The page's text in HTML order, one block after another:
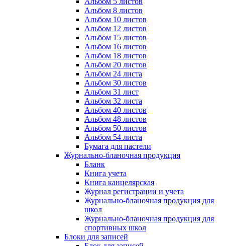
Альбом 8 листов
Альбом 10 листов
Альбом 12 листов
Альбом 15 листов
Альбом 16 листов
Альбом 18 листов
Альбом 20 листов
Альбом 24 листа
Альбом 30 листов
Альбом 31 лист
Альбом 32 листа
Альбом 40 листов
Альбом 48 листов
Альбом 50 листов
Альбом 54 листа
Бумага для пастели
Журнально-бланочная продукция
Бланк
Книга учета
Книга канцелярская
Журнал регистрации и учета
Журнально-бланочная продукция для
школ
Журнально-бланочная продукция для
спортивных школ
Блоки для записей